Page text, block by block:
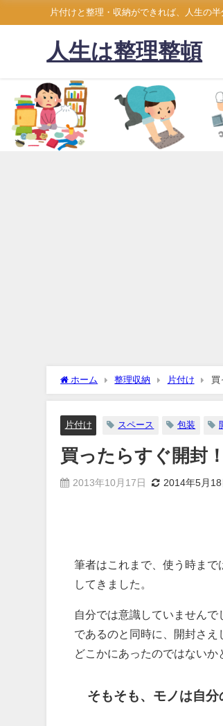
片付けと整理・収納ができれば、人生の
人生は整理整頓
ホーム 整理収納 片付け 買
片付け スペース 包装
買ったらすぐ開封
2013年10月17日 2014年5月18
筆者はこれまで、使う時ま
してきました。
自分では意識していません
であるのと同時に、開封さ
どこかにあったのではないか
そもそも、モノは自